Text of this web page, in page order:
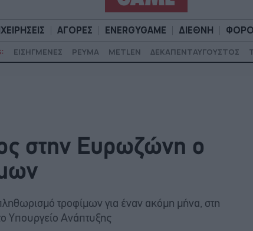
ΑΓΟΡΕΣ ENERGYGAME ΔΙΕΘΝΗ
ΕΙΣΗΓΜΕΝΕΣ ΡΕΥΜΑ METLEN ΔΕΚΑΠΕΝΤΑΥΓΟΥΣΤΟΣ
στην Ευρωζώνη ο
τροφίμων για έναν ακόμη μήνα, στη
Υπουργείο Ανάπτυξης